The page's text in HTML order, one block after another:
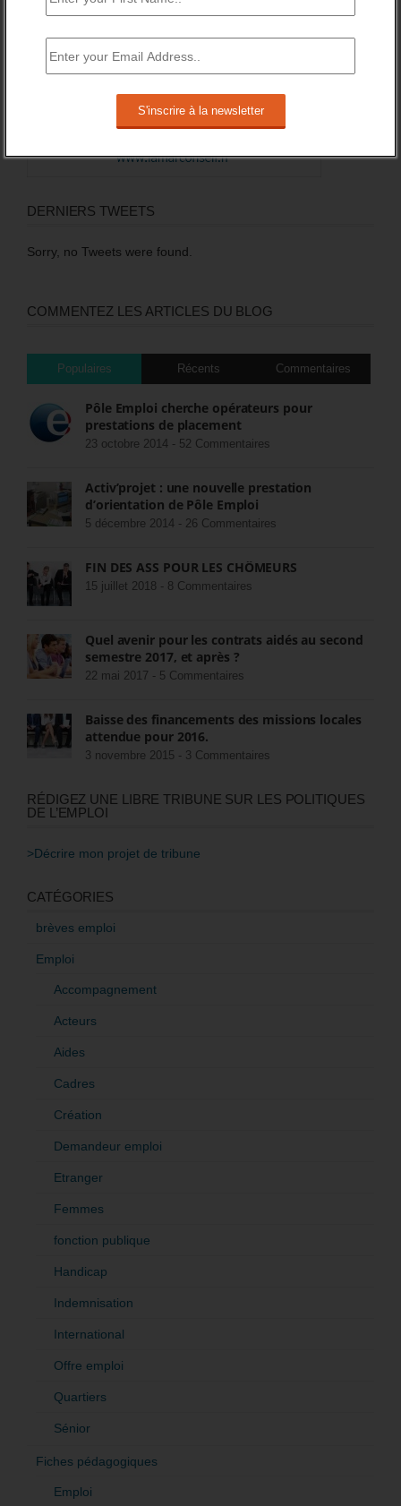
DERNIERS TWEETS
Sorry, no Tweets were found.
COMMENTEZ LES ARTICLES DU BLOG
Populaires Récents Commentaires
Pôle Emploi cherche opérateurs pour
prestations de placement
23 octobre 2014 - 52 Commentaires
Activ’projet : une nouvelle prestation
d’orientation de Pôle Emploi
5 décembre 2014 - 26 Commentaires
FIN DES ASS POUR LES CHÔMEURS
15 juillet 2018 - 8 Commentaires
Quel avenir pour les contrats aidés au second
semestre 2017, et après ?
22 mai 2017 - 5 Commentaires
Baisse des financements des missions locales
attendue pour 2016.
3 novembre 2015 - 3 Commentaires
RÉDIGEZ UNE LIBRE TRIBUNE SUR LES POLITIQUES
DE L’EMPLOI
>Décrire mon projet de tribune
CATÉGORIES
brèves emploi
Emploi
Accompagnement
Acteurs
Aides
Cadres
Création
Demandeur emploi
Etranger
Femmes
fonction publique
Handicap
Indemnisation
International
Offre emploi
Quartiers
Sénior
Fiches pédagogiques
Emploi